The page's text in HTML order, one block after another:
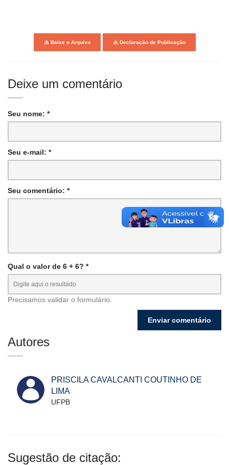
Baixe o Arquivo Declaração de Publicação
Deixe um comentário
Seu nome: *
Seu e-mail: *
Seu comentário: *
Qual o valor de 6 + 6? *
Precisamos validar o formulário.
Autores
PRISCILA CAVALCANTI COUTINHO DE
LIMA
UFPB
Sugestão de citação: